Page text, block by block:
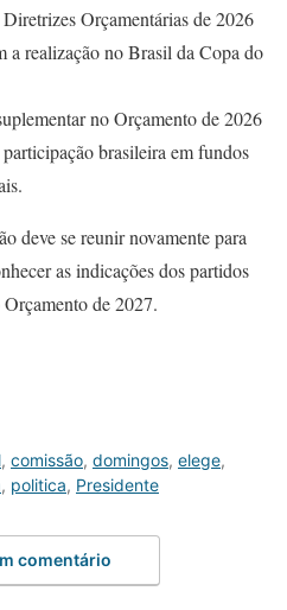
Orçamentárias de 2026
a realização no Brasil da Copa do
no Orçamento de 2026
brasileira em fundos
deve se reunir novamente para
as indicações dos partidos
de 2027.
, comissão, domingos, elege,
, politica, Presidente
comentário